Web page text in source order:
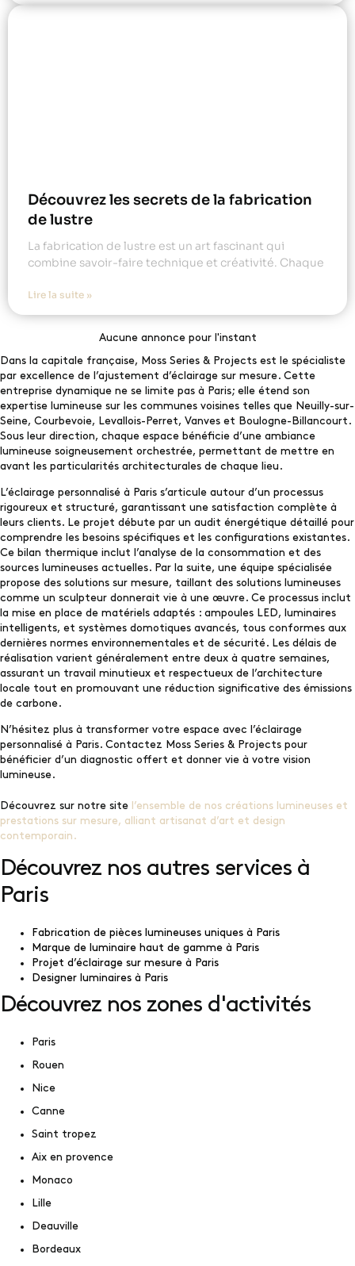
Découvrez les secrets de la fabrication
de lustre
La fabrication de lustre est un art fascinant qui
combine savoir-faire technique et créativité. Chaque
Lire la suite »
Aucune annonce pour l'instant
Dans la capitale française, Moss Series & Projects est le spécialiste
par excellence de l’ajustement d’éclairage sur mesure. Cette
entreprise dynamique ne se limite pas à Paris; elle étend son
expertise lumineuse sur les communes voisines telles que Neuilly-sur-
Seine, Courbevoie, Levallois-Perret, Vanves et Boulogne-Billancourt.
Sous leur direction, chaque espace bénéficie d’une ambiance
lumineuse soigneusement orchestrée, permettant de mettre en
avant les particularités architecturales de chaque lieu.
L’éclairage personnalisé à Paris s’articule autour d’un processus
rigoureux et structuré, garantissant une satisfaction complète à
leurs clients. Le projet débute par un audit énergétique détaillé pour
comprendre les besoins spécifiques et les configurations existantes.
Ce bilan thermique inclut l’analyse de la consommation et des
sources lumineuses actuelles. Par la suite, une équipe spécialisée
propose des solutions sur mesure, taillant des solutions lumineuses
comme un sculpteur donnerait vie à une œuvre. Ce processus inclut
la mise en place de matériels adaptés : ampoules LED, luminaires
intelligents, et systèmes domotiques avancés, tous conformes aux
dernières normes environnementales et de sécurité. Les délais de
réalisation varient généralement entre deux à quatre semaines,
assurant un travail minutieux et respectueux de l’architecture
locale tout en promouvant une réduction significative des émissions
de carbone.
N’hésitez plus à transformer votre espace avec l’éclairage
personnalisé à Paris. Contactez Moss Series & Projects pour
bénéficier d’un diagnostic offert et donner vie à votre vision
lumineuse.
Découvrez sur notre site l’ensemble de nos créations lumineuses et
prestations sur mesure, alliant artisanat d’art et design
contemporain.
Découvrez nos autres services à
Paris
Fabrication de pièces lumineuses uniques à Paris
Marque de luminaire haut de gamme à Paris
Projet d’éclairage sur mesure à Paris
Designer luminaires à Paris
Découvrez nos zones d'activités
Paris
Rouen
Nice
Canne
Saint tropez
Aix en provence
Monaco
Lille
Deauville
Bordeaux